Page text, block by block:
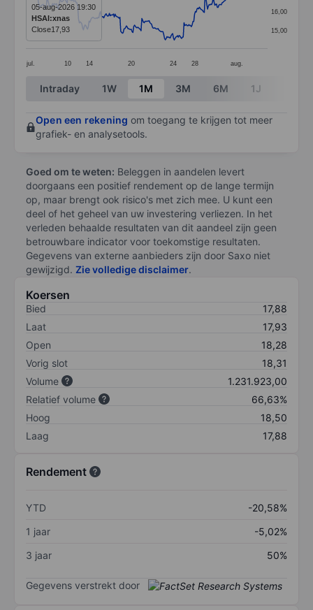
The chart has 1 X axis displaying categories.
The chart has 1 Y axis displaying values. Data
jul. 10 14 20 24 28 aug.
15,00
16,00
05-aug-2026 19:30
HSAI:xnas
Close17,93
End of interactive chart.
Intraday 1W 1M 3M 6M 1J
Open een rekening om toegang te krijgen tot meer
grafiek- en analysetools.
Goed om te weten: Beleggen in aandelen levert
doorgaans een positief rendement op de lange termijn
op, maar brengt ook risico's met zich mee. U kunt een
deel of het geheel van uw investering verliezen. In het
verleden behaalde resultaten van dit aandeel zijn geen
betrouwbare indicator voor toekomstige resultaten.
Gegevens van externe aanbieders zijn door Saxo niet
gewijzigd. Zie volledige disclaimer.
Koersen
Bied
17,88
Laat
17,93
Open
18,28
Vorig slot
18,31
Volume
1.231.923,00
Relatief volume
66,63%
Hoog
18,50
Laag
17,88
Rendement
YTD
-20,58%
1 jaar
-5,02%
3 jaar
50%
Gegevens verstrekt door